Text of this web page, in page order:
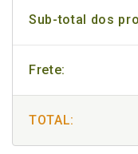
Sub-total dos
Frete:
TOTAL: